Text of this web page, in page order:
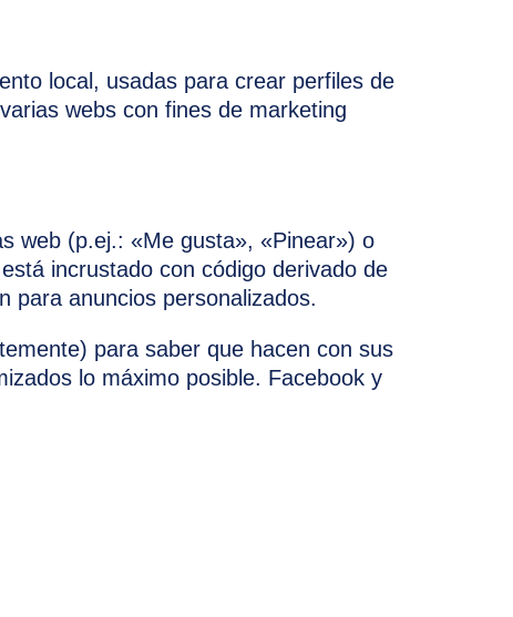
local, usadas para crear perfiles de
webs con fines de marketing
web (p.ej.: «Me gusta», «Pinear») o
incrustado con código derivado de
para anuncios personalizados.
para saber que hacen con sus
lo máximo posible. Facebook y